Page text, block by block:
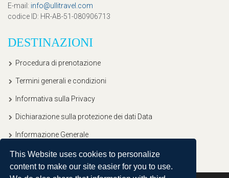
This Website uses cookies to personalize
content to make our site easier for you to use.
E-mail : info@ullitravel.com
codice ID: HR-AB-51-080906713
DESTINAZIONI
Procedura di prenotazione
Termini generali e condizioni
Informativa sulla Privacy
Dichiarazione sulla protezione dei dati Data
Informazione Generale